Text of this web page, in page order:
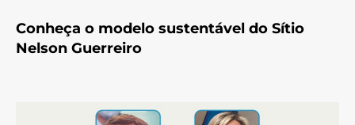
Conheça o modelo sustentável do Sítio
Nelson Guerreiro